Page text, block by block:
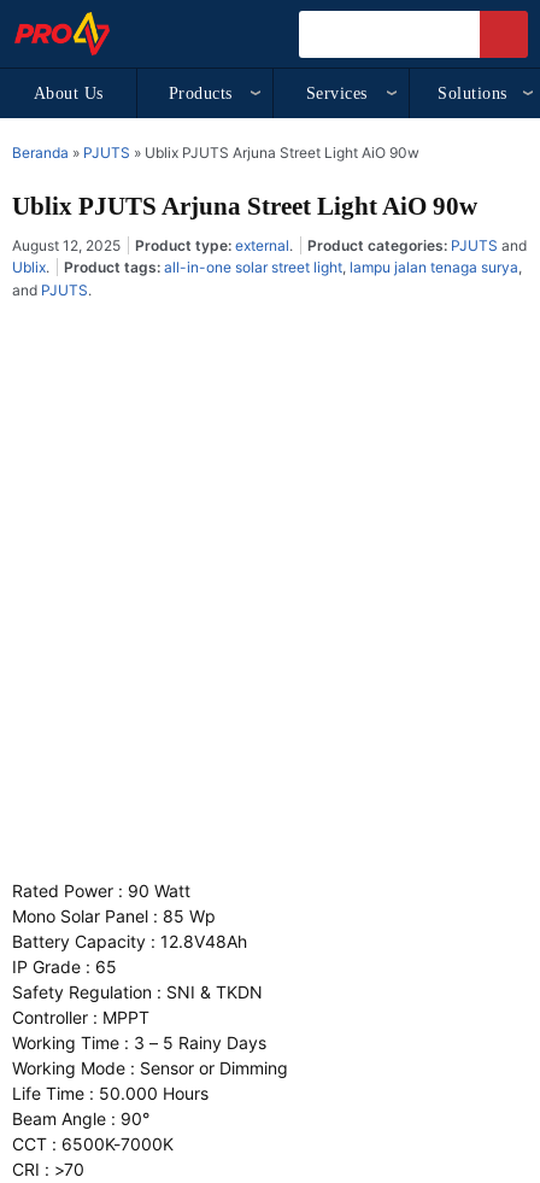
About Us Products Services Solutions
Beranda » PJUTS » Ublix PJUTS Arjuna Street Light AiO 90w
Ublix PJUTS Arjuna Street Light AiO 90w
August 12, 2025 Product type: external. Product categories: PJUTS and
Ublix. Product tags: all-in-one solar street light, lampu jalan tenaga surya,
and PJUTS.
Rated Power : 90 Watt
Mono Solar Panel : 85 Wp
Battery Capacity : 12.8V48Ah
IP Grade : 65
Safety Regulation : SNI & TKDN
Controller : MPPT
Working Time : 3 – 5 Rainy Days
Working Mode : Sensor or Dimming
Life Time : 50.000 Hours
Beam Angle : 90°
CCT : 6500K-7000K
CRI : >70